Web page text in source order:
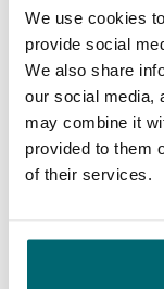
We use cookies
provide social
We also share
our social media,
may combine it
provided to them
of their services.
mooie voor
volledig
het vissen
jaar gaan
Uw